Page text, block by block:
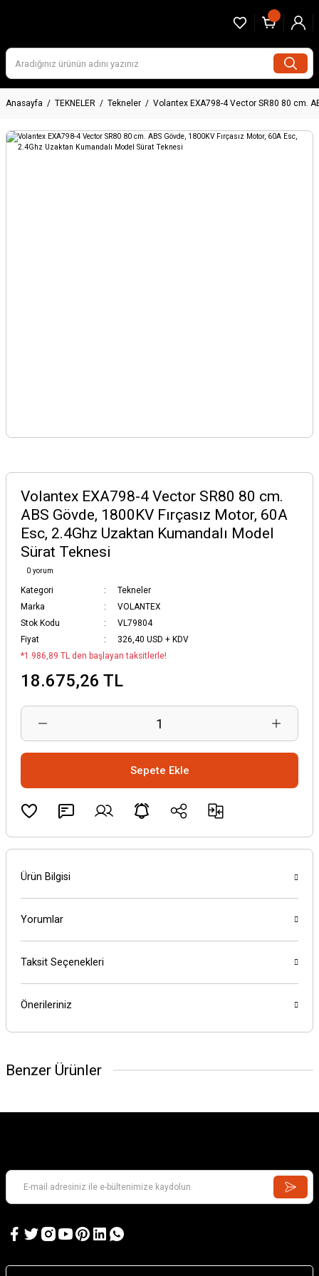
Anasayfa TEKNELER Tekneler Volantex EXA798-4 Vector SR80 80 cm.
Volantex EXA798-4 Vector SR80 80 cm.
ABS Gövde, 1800KV Fırçasız Motor, 60A
Esc, 2.4Ghz Uzaktan Kumandalı Model
Sürat Teknesi
0 yorum
Kategori
Tekneler
Marka
VOLANTEX
Stok Kodu
VL79804
Fiyat
326,40 USD + KDV
*1.986,89 TL den başlayan taksitlerle!
18.675,26 TL
Sepete Ekle
Ürün Bilgisi
Yorumlar
Taksit Seçenekleri
Önerileriniz
Benzer Ürünler